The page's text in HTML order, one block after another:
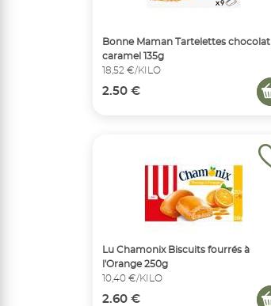
Bonne Maman Tartelettes chocolat
caramel 135g
18,52 €/KILO
2.50 €
Lu Chamonix Biscuits fourrés à
l'Orange 250g
10,40 €/KILO
2.60 €